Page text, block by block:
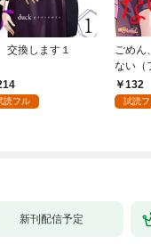
交換します１
読フル
ごめん
ない（
132
試読
新刊配信予定